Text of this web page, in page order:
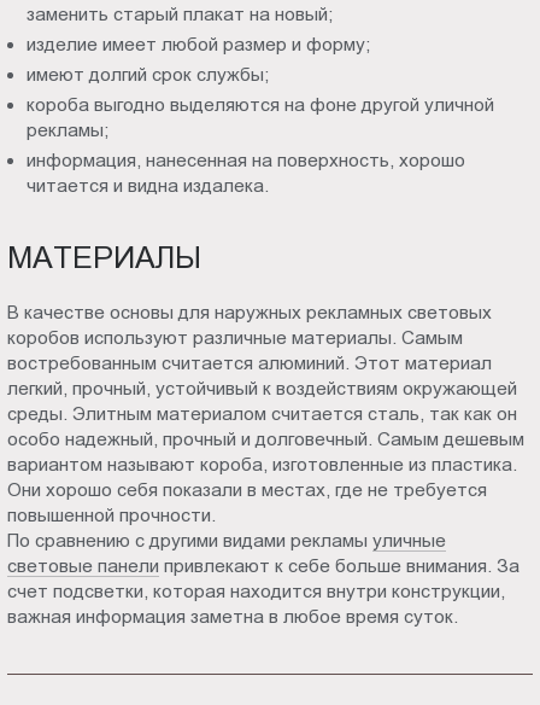
заменить старый плакат на новый;
изделие имеет любой размер и форму;
имеют долгий срок службы;
короба выгодно выделяются на фоне другой уличной
рекламы;
информация, нанесенная на поверхность, хорошо
читается и видна издалека.
МАТЕРИАЛЫ
В качестве основы для наружных рекламных световых
коробов используют различные материалы. Самым
востребованным считается алюминий. Этот материал
легкий, прочный, устойчивый к воздействиям окружающей
среды. Элитным материалом считается сталь, так как он
особо надежный, прочный и долговечный. Самым дешевым
вариантом называют короба, изготовленные из пластика.
Они хорошо себя показали в местах, где не требуется
повышенной прочности.
По сравнению с другими видами рекламыуличные
световые панели привлекают к себе больше внимания. За
счет подсветки, которая находится внутри конструкции,
важная информация заметна в любое время суток.